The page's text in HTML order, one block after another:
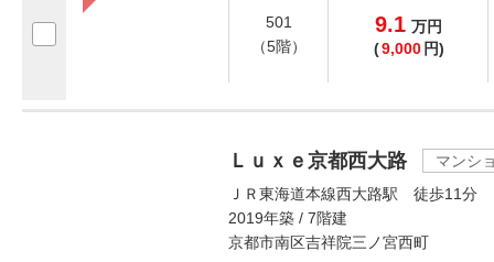
501
（5階）
9.1 万円
(9,000 円)
Ｌｕｘｅ京都西大路
マンシ
ＪＲ東海道本線西大路駅 徒歩11分
2019年築 / 7階建
京都市南区吉祥院三ノ宮西町